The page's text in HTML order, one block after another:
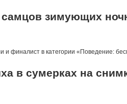
самцов зимующих
и финалист в категории «Поведение:
в сумерках на